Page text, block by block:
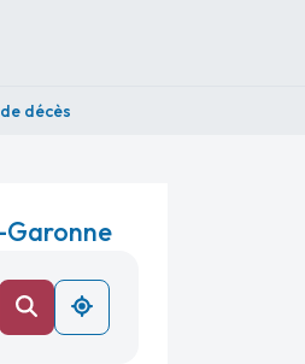
décès
Garonne